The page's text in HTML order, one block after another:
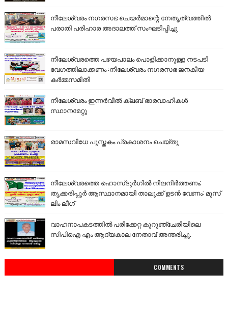
നീലേശ്വരം നഗരസഭ ചെയർമാന്റെ നേതൃത്വത്തിൽ
പരാതി പരിഹാര അദാലത്ത് സംഘടിപ്പിച്ചു
നീലേശ്വരത്തെ പഴയപാലം പൊളിക്കാനുള്ള നടപടി
വേഗത്തിലാക്കണം :നീലേശ്വരം നഗരസഭ ജനകീയ
കർമ്മസമിതി
നീലേശ്വരം ഇന്നർവീൽ ക്ലബ് ഭാരവാഹികൾ
സ്ഥാനമേറ്റു
രാമസവിധേ പുസ്തകം പ്രകാശനം ചെയ്തു
നീലേശ്വരത്തെ ഹൊസ്ദുർഗിൽ നിലനിർത്തണം;
തൃക്കരിപ്പൂർ ആസ്ഥാനമായി താലൂക്ക് ഉടൻ വേണം: മുസ്
ലിം ലീഗ്
വാഹനാപകടത്തിൽ പരിക്കേറ്റ കുറുഞ്ചേരിയിലെ
സിപിഐ എം ആദ്യകാല നേതാവ് അന്തരിച്ചു.
COMMENTS